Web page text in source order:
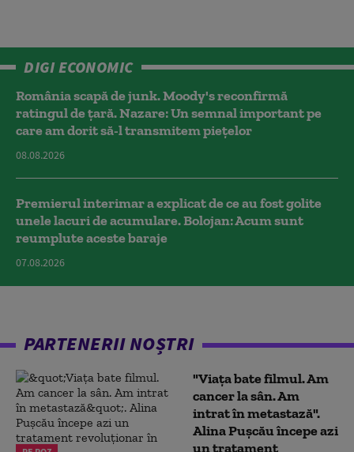
DIGI ECONOMIC
România scapă de junk. Moody's reconfirmă
ratingul de țară. Nazare: Un semnal important pe
care am dorit să-l transmitem piețelor
08.08.2026
Premierul interimar a explicat de ce au fost golite
unele lacuri de acumulare. Bolojan: Acum sunt
reumplute aceste baraje
07.08.2026
PARTENERII NOȘTRI
"Viața bate filmul. Am
cancer la sân. Am
intrat în metastază".
Alina Pușcău începe azi
un tratament